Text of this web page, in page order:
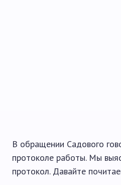
В обращении Садового
протоколе работы. Мы
протокол. Давайте